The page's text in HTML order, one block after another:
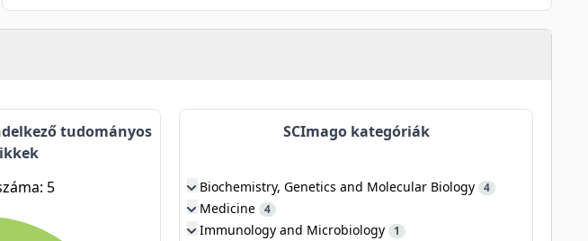
tudományos
5
SCImago kategóriák
Biochemistry, Genetics and Molecular Biology 4
Medicine 4
Immunology and Microbiology 1